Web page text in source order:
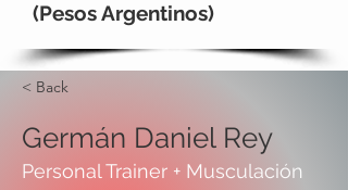
(Pesos Argentinos)
< Back
Germán Daniel Rey
Personal Trainer + Musculación